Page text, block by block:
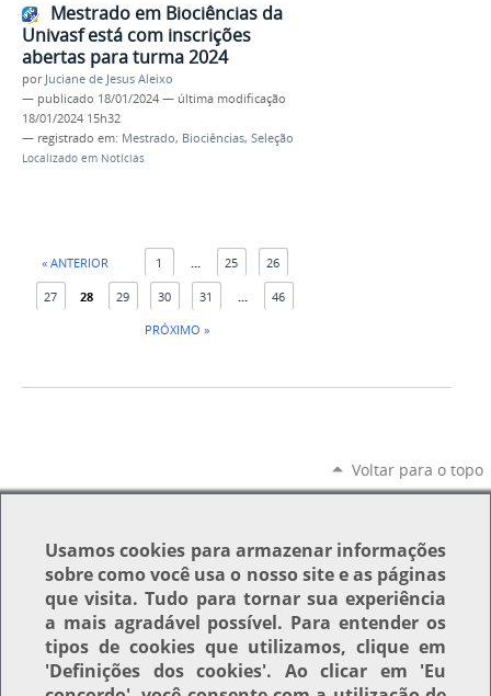
Mestrado em Biociências da
Univasf está com inscrições
abertas para turma 2024
por Juciane de Jesus Aleixo
— publicado 18/01/2024 — última modificação
18/01/2024 15h32
— registrado em: Mestrado, Biociências, Seleção
Localizado em Notícias
« ANTERIOR 1 ... 25 26
27 28 29 30 31 ...
46
PRÓXIMO »
Voltar para o topo
Usamoscookies para armazenar informações
sobre como você usa o nosso site e as páginas
que visita. Tudo para tornar sua experiência
a mais agradável possível. Para entender os
tipos de cookies que utilizamos, clique em
'Definições dos cookies'. Ao clicar em 'Eu